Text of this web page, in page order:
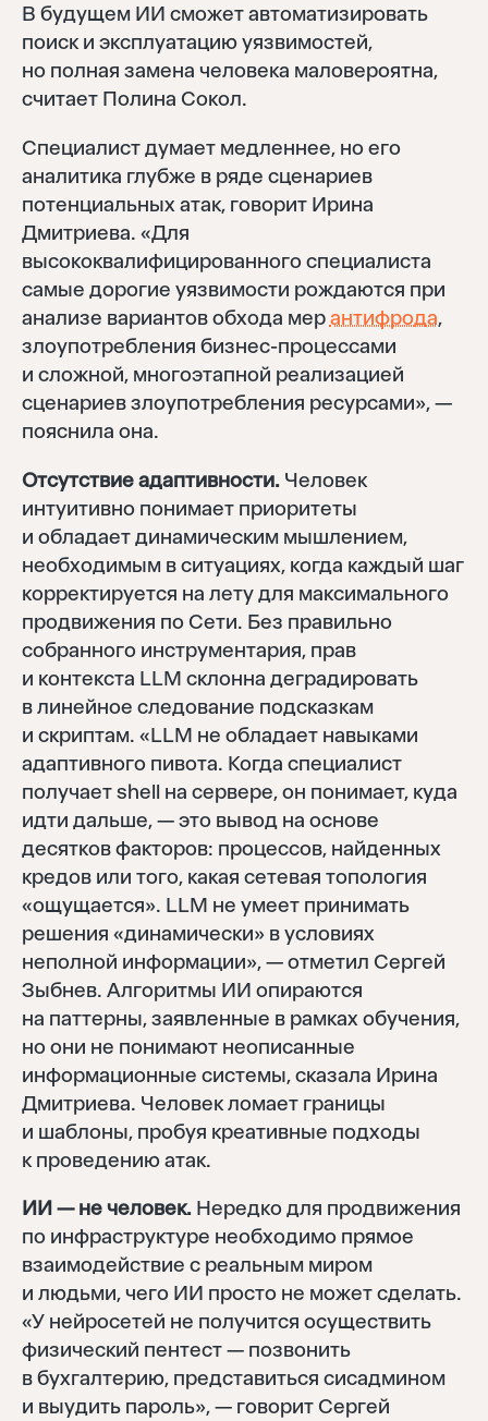
В будущем ИИ сможет автоматизировать
поиск и эксплуатацию уязвимостей,
но полная замена человека маловероятна,
считает Полина Сокол.
Специалист думает медленнее, но его
аналитика глубже в ряде сценариев
потенциальных атак, говорит Ирина
Дмитриева. «Для
высококвалифицированного специалиста
самые дорогие уязвимости рождаются при
анализе вариантов обхода мерантифрода,
злоупотребления бизнес-процессами
и сложной, многоэтапной реализацией
сценариев злоупотребления ресурсами», —
пояснила она.
Отсутствие адаптивности.Человек
интуитивно понимает приоритеты
и обладает динамическим мышлением,
необходимым в ситуациях, когда каждый шаг
корректируется на лету для максимального
продвижения по Сети. Без правильно
собранного инструментария, прав
и контекста LLM склонна деградировать
в линейное следование подсказкам
и скриптам. «LLM не обладает навыками
адаптивного пивота. Когда специалист
получает shell на сервере, он понимает, куда
идти дальше, — это вывод на основе
десятков факторов: процессов, найденных
кредов или того, какая сетевая топология
«ощущается». LLM не умеет принимать
решения «динамически» в условиях
неполной информации», — отметил Сергей
Зыбнев. Алгоритмы ИИ опираются
на паттерны, заявленные в рамках обучения,
но они не понимают неописанные
информационные системы, сказала Ирина
Дмитриева. Человек ломает границы
и шаблоны, пробуя креативные подходы
к проведению атак.
ИИ — не человек.Нередко для продвижения
по инфраструктуре необходимо прямое
взаимодействие с реальным миром
и людьми, чего ИИ просто не может сделать.
«У нейросетей не получится осуществить
физический пентест — позвонить
в бухгалтерию, представиться сисадмином
и выудить пароль», — говорит Сергей